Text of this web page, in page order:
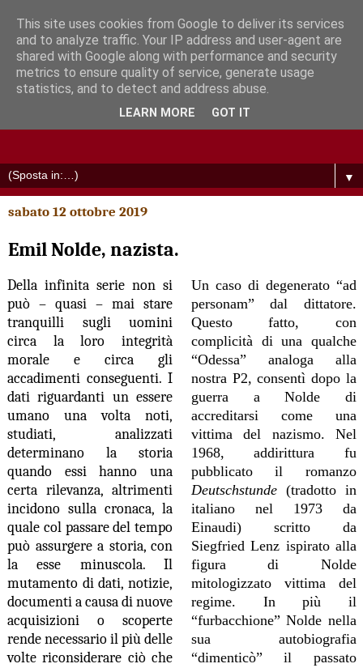
▼
sabato 12 ottobre 2019
Emil Nolde, nazista.
Della infinita serie non si
può – quasi – mai stare
tranquilli sugli uomini
circa la loro integrità
morale e circa gli
accadimenti conseguenti. I
dati riguardanti un essere
umano una volta noti,
studiati, analizzati
determinano la storia
quando essi hanno una
certa rilevanza, altrimenti
incidono sulla cronaca, la
quale col passare del tempo
può assurgere a storia, con
la esse minuscola. Il
mutamento di dati, notizie,
documenti a causa di nuove
acquisizioni o scoperte
rende necessario il più delle
volte riconsiderare ciò che
Un caso di degenerato “ad
personam” dal dittatore.
Questo fatto, con
complicità di una qualche
“Odessa” analoga alla
nostra P2, consentì dopo la
guerra a Nolde di
accreditarsi come una
vittima del nazismo. Nel
1968, addirittura fu
pubblicato il romanzo
Deutschstunde (tradotto in
italiano nel 1973 da
Einaudi) scritto da
Siegfried Lenz ispirato alla
figura di Nolde
mitologizzato vittima del
regime. In più il
“furbacchione” Nolde nella
sua autobiografia
“dimenticò” il passato
This site uses cookies from Google to deliver its services
and to analyze traffic. Your IP address and user-agent are
shared with Google along with performance and security
metrics to ensure quality of service, generate usage
statistics, and to detect and address abuse.
LEARN MORE GOT IT